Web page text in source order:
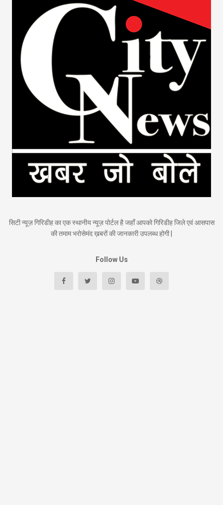
सिटी न्यूज़ गिरिडीह का एक स्थानीय न्यूज़ पोर्टल है जहाँ आपको गिरिडीह जिले एवं आसपास
की तमाम भरोसेमंद ख़बरों की जानकारी उपलब्ध होगी |
Follow Us